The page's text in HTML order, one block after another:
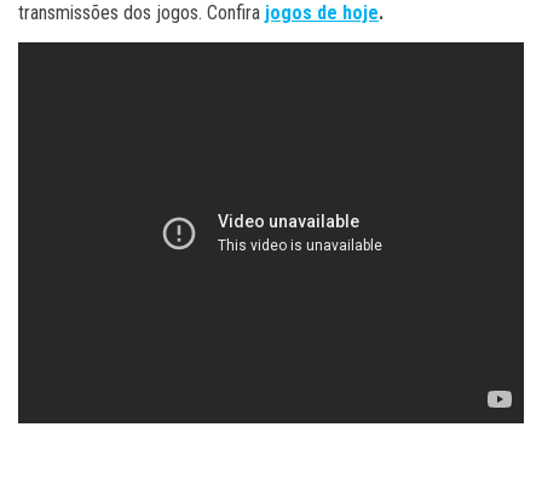
transmissões dos jogos. Confira jogos de hoje.